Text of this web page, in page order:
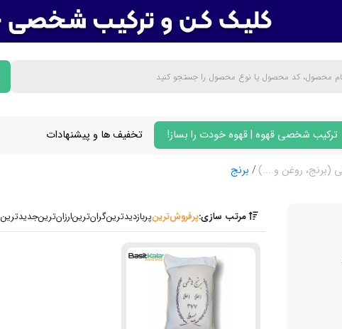
ترکیب شخصی قهوه | قهوه خودت را بساز! تخفیف ها و پیشنهادات
(برنج، روغن و ...) برنج
مرتب سازی:پرفروش‌ترین‌پربازدیدترینگران‌ترینارزان‌ترینجدیدترین